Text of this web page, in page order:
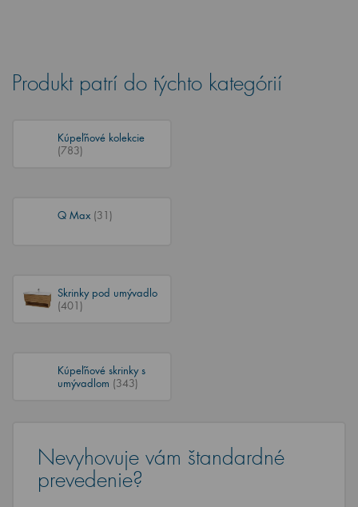
Produkt patrí do týchto kategórií
Kúpeľňové kolekcie
(783)
Q Max (31)
Skrinky pod umývadlo
(401)
Kúpeľňové skrinky s
umývadlom (343)
Nevyhovuje vám štandardné
prevedenie?